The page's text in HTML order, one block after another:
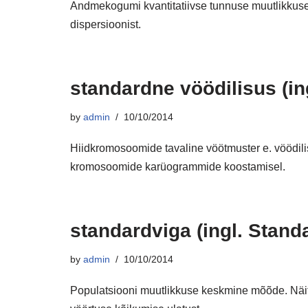
Andmekogumi kvantitatiivse tunnuse
dispersioonist.
standardne vöödilisus
by admin 10/10/2014
Hiidkromosoomide tavaline vöötmuster e.
kromosoomide karüogrammide koostamisel.
standardviga (ingl.
by admin 10/10/2014
Populatsiooni muutlikkuse keskmine mõõde.